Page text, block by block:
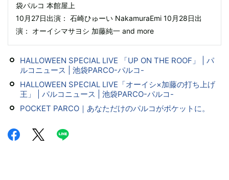
袋パルコ 本館屋上
10月27日出演： 石崎ひゅーい NakamuraEmi 10月28日出
演： オーイシマサヨシ 加藤純一 and more
HALLOWEEN SPECIAL LIVE 「UP ON THE ROOF」 | パ
ルコニュース | 池袋PARCO-パルコ-
HALLOWEEN SPECIAL LIVE「オーイシ×加藤の打ち上げ
王」 | パルコニュース | 池袋PARCO-パルコ-
POCKET PARCO｜あなただけのパルコがポケットに。